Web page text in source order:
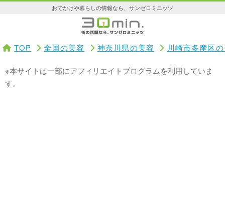
おでかけや暮らしの情報なら、サンゼロミニッツ
TOP 全国の美容 神奈川県の美容 川崎市多摩区
※本サイトは一部にアフィリエイトプログラムを利用していま
す。